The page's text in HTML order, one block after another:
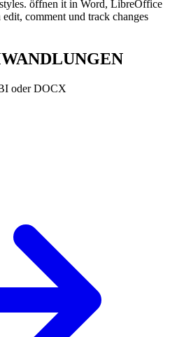
öffnen it in Word, LibreOffice
comment und track changes
oder DOCX